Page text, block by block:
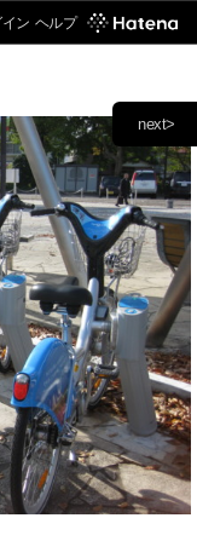
ン ヘルプ
next>